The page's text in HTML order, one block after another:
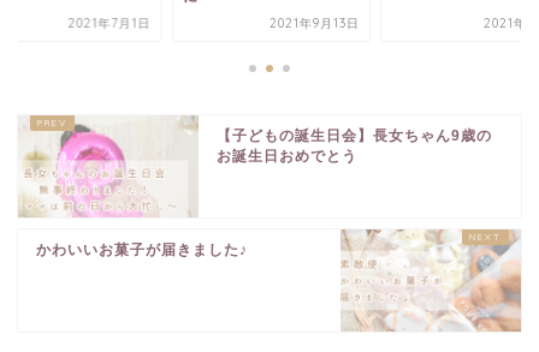
2021年7月1日 2021年9月13日 2021年9
【子どもの誕生日会】長女ちゃん9歳の
お誕生日おめでとう
かわいいお菓子が届きました♪